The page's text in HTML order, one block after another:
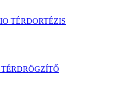
TÉRDORTÉZIS